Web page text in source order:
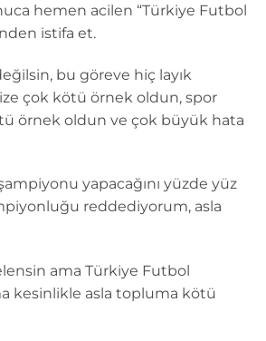
hemen acilen “Türkiye Futbol
istifa et.
bu göreve hiç layık
çok kötü örnek oldun, spor
örnek oldun ve çok büyük hata
yapacağını yüzde yüz
reddediyorum, asla
ama Türkiye Futbol
kesinlikle asla topluma kötü